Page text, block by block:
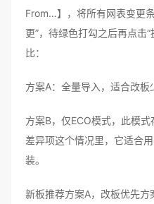
From…】，将所有网表变更
更”，待绿色打勾之后再点击
比：
方案A：全量导入，适合改板
方案B，仅ECO模式，此模式
差异项这个情况里，它适合
装。
新板推荐方案A，改板优先方